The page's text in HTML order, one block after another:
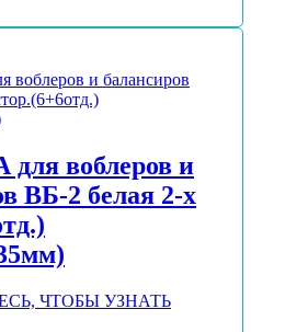
воблеров и
ВБ-2 белая 2-х
ЧТОБЫ УЗНАТЬ